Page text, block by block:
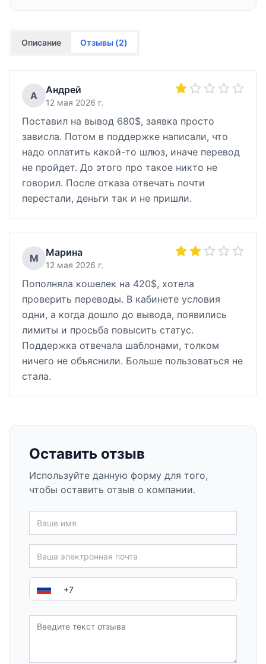
Описание Отзывы (2)
А Андрей
12 мая 2026 г.
Поставил на вывод 680$, заявка просто
зависла. Потом в поддержке написали, что
надо оплатить какой-то шлюз, иначе перевод
не пройдет. До этого про такое никто не
говорил. После отказа отвечать почти
перестали, деньги так и не пришли.
М Марина
12 мая 2026 г.
Пополняла кошелек на 420$, хотела
проверить переводы. В кабинете условия
одни, а когда дошло до вывода, появились
лимиты и просьба повысить статус.
Поддержка отвечала шаблонами, толком
ничего не объяснили. Больше пользоваться не
стала.
Оставить отзыв
Используйте данную форму для того,
чтобы оставить отзыв о компании.